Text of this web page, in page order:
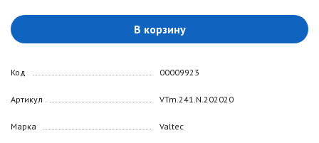
В корзину
Код
Артикул
Марка
00009923
VTm.241.N.202020
Valtec